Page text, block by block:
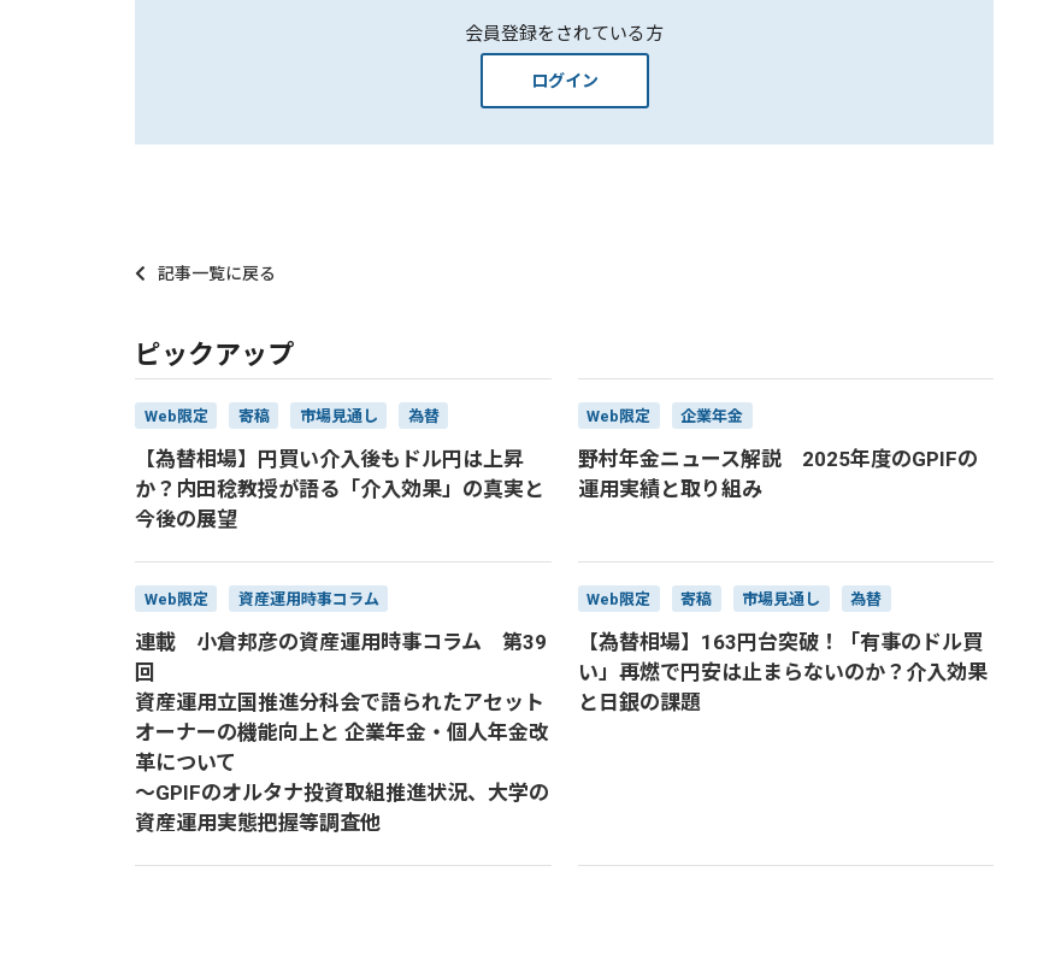
会員登録をされている方
ログイン
記事一覧に戻る
ピックアップ
Web限定 寄稿 市場見通し 為替
【為替相場】円買い介入後もドル円は上昇
か？内田稔教授が語る「介入効果」の真実と
今後の展望
Web限定 企業年金
野村年金ニュース解説 2025年度のGPIFの
運用実績と取り組み
Web限定 資産運用時事コラム
連載 小倉邦彦の資産運用時事コラム 第39
回
資産運用立国推進分科会で語られたアセット
オーナーの機能向上と 企業年金・個人年金改
革について
～GPIFのオルタナ投資取組推進状況、大学の
資産運用実態把握等調査他
Web限定 寄稿 市場見通し 為替
【為替相場】163円台突破！「有事のドル買
い」再燃で円安は止まらないのか？介入効果
と日銀の課題